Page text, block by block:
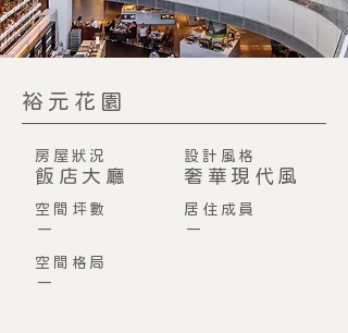
裕元花園
房屋狀況
飯店大廳
設計風格
奢華現代風
​空間坪數
－
居住成員
－
空間格局
－